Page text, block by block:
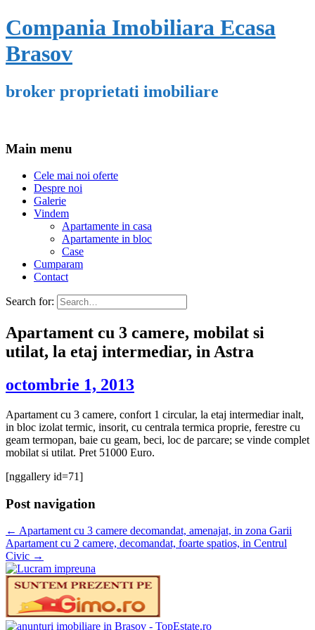
Compania Imobiliara Ecasa
Brasov
broker proprietati imobiliare
Main menu
Cele mai noi oferte
Despre noi
Galerie
Vindem
Apartamente in casa
Apartamente in bloc
Case
Cumparam
Contact
Search for:
Apartament cu 3 camere, mobilat si
utilat, la etaj intermediar, in Astra
octombrie 1, 2013
Apartament cu 3 camere, confort 1 circular, la etaj intermediar inalt,
in bloc izolat termic, insorit, cu centrala termica proprie, ferestre cu
geam termopan, baie cu geam, beci, loc de parcare; se vinde complet
mobilat si utilat. Pret 51000 Euro.
[nggallery id=71]
Post navigation
← Apartament cu 3 camere decomandat, amenajat, in zona Garii
Apartament cu 2 camere, decomandat, foarte spatios, in Centrul
Civic →